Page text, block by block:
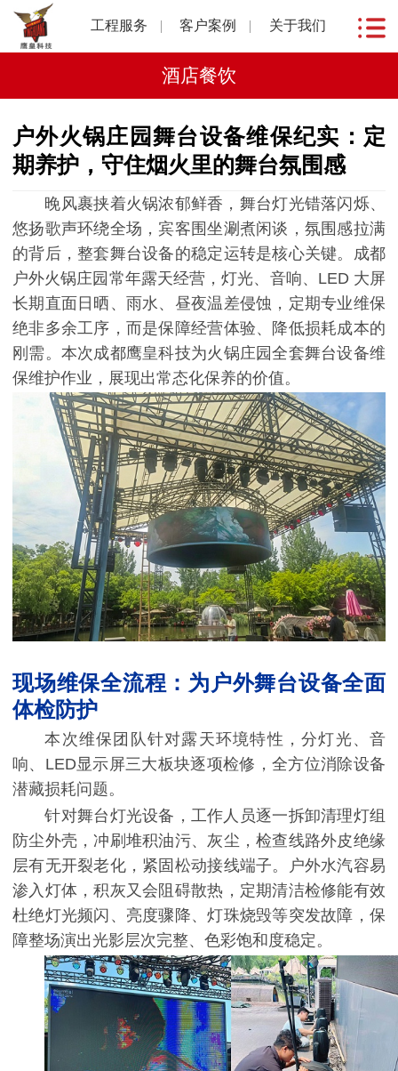
工程服务 客户案例 关于我们
酒店餐饮
户外火锅庄园舞台设备维保纪实：定
期养护，守住烟火里的舞台氛围感
晚风裹挟着火锅浓郁鲜香，舞台灯光错落闪烁、
悠扬歌声环绕全场，宾客围坐涮煮闲谈，氛围感拉满
的背后，整套舞台设备的稳定运转是核心关键。成都
户外火锅庄园常年露天经营，灯光、音响、LED 大屏
长期直面日晒、雨水、昼夜温差侵蚀，定期专业维保
绝非多余工序，而是保障经营体验、降低损耗成本的
刚需。本次成都鹰皇科技为火锅庄园全套舞台设备维
保维护作业，展现出常态化保养的价值。
现场维保全流程：为户外舞台设备全面
体检防护
本次维保团队针对露天环境特性，分灯光、音
响、LED显示屏三大板块逐项检修，全方位消除设备
潜藏损耗问题。
针对舞台灯光设备，工作人员逐一拆卸清理灯组
防尘外壳，冲刷堆积油污、灰尘，检查线路外皮绝缘
层有无开裂老化，紧固松动接线端子。户外水汽容易
渗入灯体，积灰又会阻碍散热，定期清洁检修能有效
杜绝灯光频闪、亮度骤降、灯珠烧毁等突发故障，保
障整场演出光影层次完整、色彩饱和度稳定。